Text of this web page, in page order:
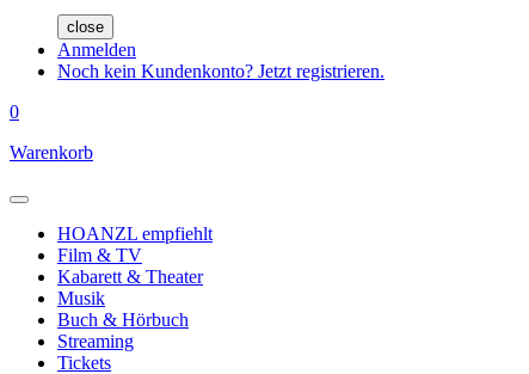
close
Anmelden
Noch kein Kundenkonto? Jetzt registrieren.
0
Warenkorb
HOANZL empfiehlt
Film & TV
Kabarett & Theater
Musik
Buch & Hörbuch
Streaming
Tickets